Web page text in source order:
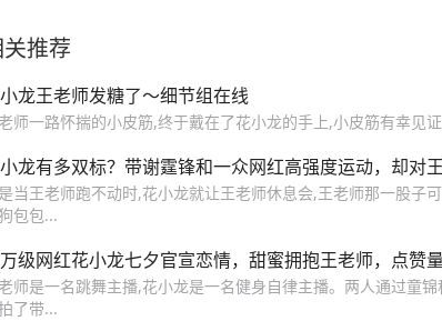
推荐
龙王老师发糖了～细节组在线
师一路怀揣的小皮筋,终于戴在了花小龙的手上,小皮筋有幸见
龙有多双标？带谢霆锋和一众网红高强度运动，却对
当王老师跑不动时,花小龙就让王老师休息会,王老师那一股子
包包...
级网红花小龙七夕官宣恋情，甜蜜拥抱王老师，点赞
师是一名跳舞主播,花小龙是一名健身自律主播。两人通过童
了带...